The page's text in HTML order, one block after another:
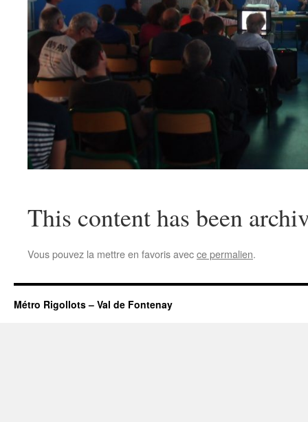
This content has been
Vous pouvez la mettre en favoris avecce permalien.
Métro Rigollots – Val de Fontenay